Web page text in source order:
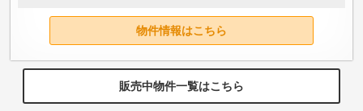
物件情報はこちら
販売中物件一覧はこちら